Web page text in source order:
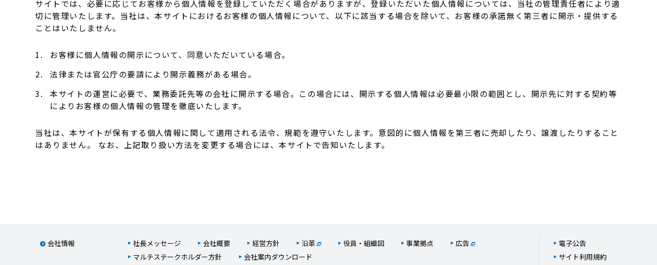
サイトでは、必要に応じてお客様から個人情報を登録していただく場合がありますが、登録いただいた個人情報については、当社の管理責任者により適
切に管理いたします。当社は、本サイトにおけるお客様の個人情報について、以下に該当する場合を除いて、お客様の承諾無く第三者に開示・提供する
ことはいたしません。
1.
お客様に個人情報の開示について、同意いただいている場合。
2.
法律または官公庁の要請により開示義務がある場合。
3.
本サイトの運営に必要で、業務委託先等の会社に開示する場合。この場合には、開示する個人情報は必要最小限の範囲とし、開示先に対する契約等
によりお客様の個人情報の管理を徹底いたします。
当社は、本サイトが保有する個人情報に関して適用される法令、規範を遵守いたします。意図的に個人情報を第三者に売却したり、譲渡したりすること
はありません。 なお、上記取り扱い方法を変更する場合には、本サイトで告知いたします。
会社情報 社長メッセージ 会社概要 経営方針 沿革 役員・組織図 事業拠点
広告
マルチステークホルダー方針
会社案内ダウンロード
電子公告
サイト利用規約